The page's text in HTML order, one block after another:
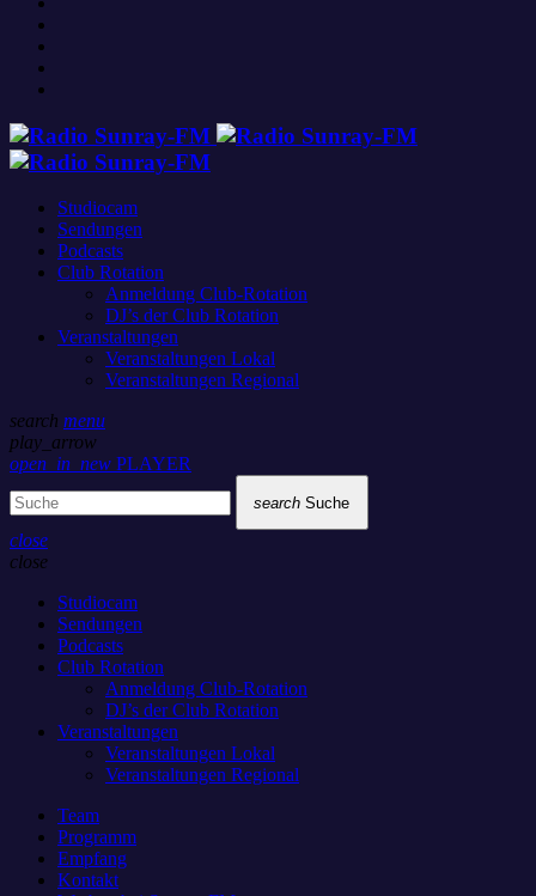
Studiocam
Sendungen
Podcasts
Club Rotation
Anmeldung Club-Rotation
DJ’s der Club Rotation
Veranstaltungen
Veranstaltungen Lokal
Veranstaltungen Regional
search menu
play_arrow
open_in_new PLAYER
search Suche
close
close
Studiocam
Sendungen
Podcasts
Club Rotation
Anmeldung Club-Rotation
DJ’s der Club Rotation
Veranstaltungen
Veranstaltungen Lokal
Veranstaltungen Regional
Team
Programm
Empfang
Kontakt